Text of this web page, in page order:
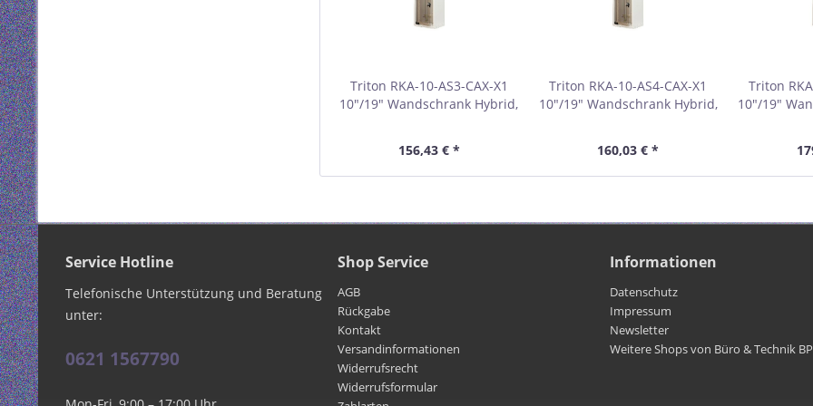
Triton RKA-10-AS3-CAX-X1
10"/19" Wandschrank Hybrid,
156,43 € *
Triton RKA-10-AS4-CAX-X1
10"/19" Wandschrank Hybrid,
160,03 € *
Triton
10"/19"
Service Hotline
Telefonische Unterstützung und Beratung
unter:
0621 1567790
Shop Service
AGB
Rückgabe
Kontakt
Versandinformationen
Widerrufsrecht
Widerrufsformular
Informationen
Datenschutz
Impressum
Newsletter
Weitere Shops von Büro & Technik